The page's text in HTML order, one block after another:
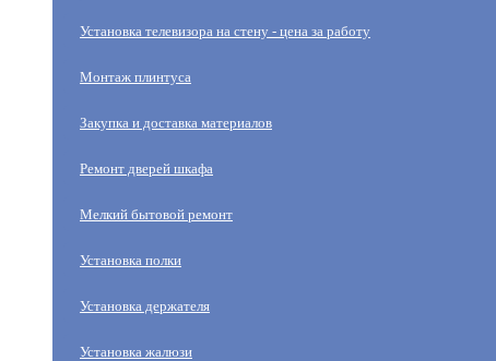
Установка телевизора на стену - цена за работу
Монтаж плинтуса
Закупка и доставка материалов
Ремонт дверей шкафа
Мелкий бытовой ремонт
Установка полки
Установка держателя
Установка жалюзи